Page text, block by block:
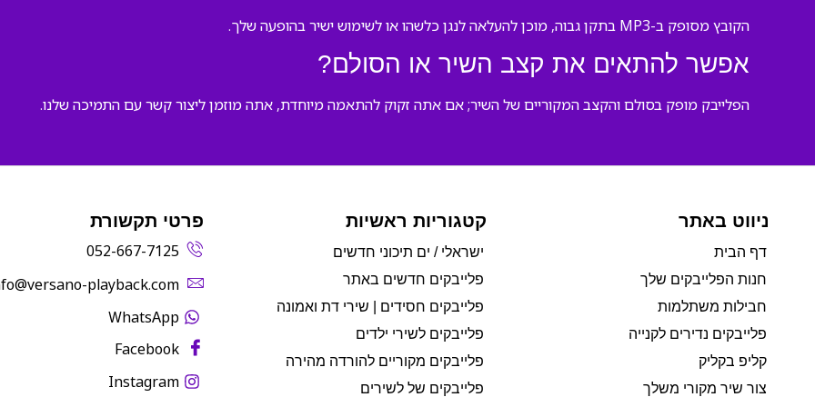
הקובץ מסופק ב-MP3 בתקן גבוה, מוכן להעלאה לנגן כלשהו או לשימוש ישיר בהופעה שלך.
אפשר להתאים את קצב השיר או הסולם?
הפלייבק מופק בסולם והקצב המקוריים של השיר; אם אתה זקוק להתאמה מיוחדת, אתה מוזמן ליצור קשר עם התמיכה שלנו.
ניווט באתר
דף הבית
חנות הפלייבקים שלך
חבילות משתלמות
פלייבקים נדירים לקנייה
קליפ בקליק
צור שיר מקורי משלך
קטגוריות ראשיות
ישראלי / ים תיכוני חדשים
פלייבקים חדשים באתר
פלייבקים חסידים | שירי דת ואמונה
פלייבקים לשירי ילדים
פלייבקים מקוריים להורדה מהירה
פלייבקים של לשירים
פרטי תקשורת
052-667-7125
playback.com‬
WhatsApp
Facebook
Instagram